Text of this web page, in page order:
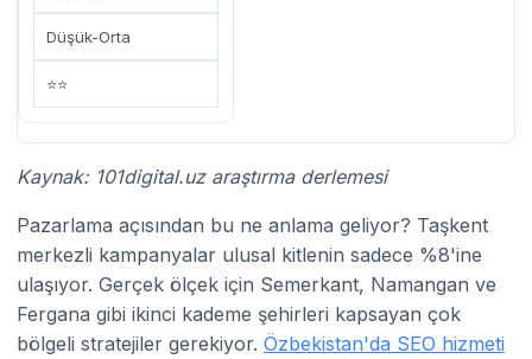
Düşük-Orta
⭐⭐
Kaynak: 101digital.uz araştırma derlemesi
Pazarlama açısından bu ne anlama geliyor? Taşkent
merkezli kampanyalar ulusal kitlenin sadece %8'ine
ulaşıyor. Gerçek ölçek için Semerkant, Namangan ve
Fergana gibi ikinci kademe şehirleri kapsayan çok
bölgeli stratejiler gerekiyor. Özbekistan'da SEO hizmeti